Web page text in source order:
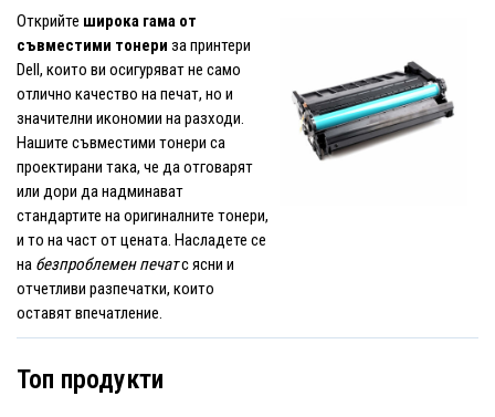
Открийте широка гама от
съвместими тонери за принтери
Dell, които ви осигуряват не само
отлично качество на печат, но и
значителни икономии на разходи.
Нашите съвместими тонери са
проектирани така, че да отговарят
или дори да надминават
стандартите на оригиналните тонери,
и то на част от цената. Насладете се
на безпроблемен печатс ясни и
отчетливи разпечатки, които
оставят впечатление.
Топ продукти